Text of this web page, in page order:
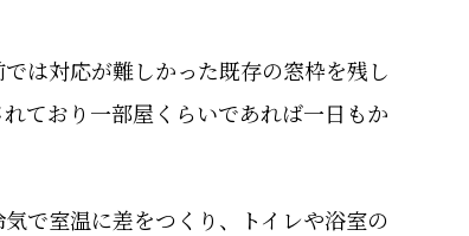
は対応が難しかった既存の窓枠を残し
ており一部屋くらいであれば一日もか
で室温に差をつくり、トイレや浴室の